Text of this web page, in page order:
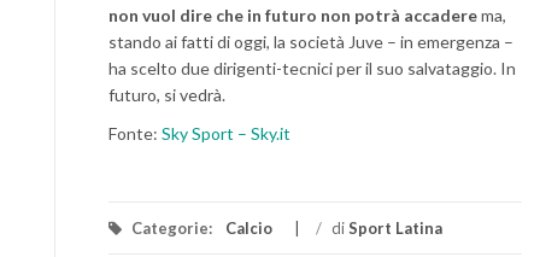
non vuol dire che in futuro non potrà accaderema,
stando ai fatti di oggi, la società Juve – in emergenza –
ha scelto due dirigenti-tecnici per il suo salvataggio. In
futuro, si vedrà.
Fonte: Sky Sport – Sky.it
Categorie: Calcio / diSport Latina